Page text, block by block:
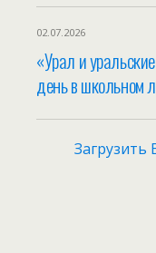
02.07.2026
«Урал и
день в школьном